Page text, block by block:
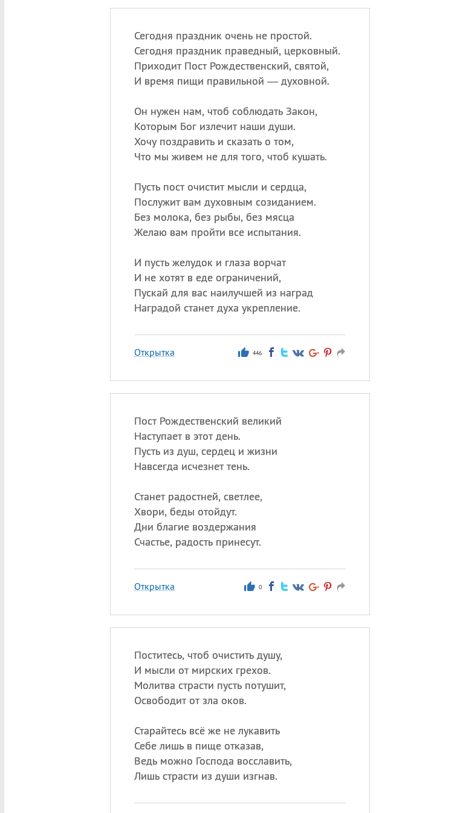
Сегодня праздник очень не простой.
Сегодня праздник праведный, церковный.
Приходит Пост Рождественский, святой,
И время пищи правильной — духовной.
Он нужен нам, чтоб соблюдать Закон,
Которым Бог излечит наши души.
Хочу поздравить и сказать о том,
Что мы живем не для того, чтоб кушать.
Пусть пост очистит мысли и сердца,
Послужит вам духовным созиданием.
Без молока, без рыбы, без мясца
Желаю вам пройти все испытания.
И пусть желудок и глаза ворчат
И не хотят в еде ограничений,
Пускай для вас наилучшей из наград
Наградой станет духа укрепление.
Открытка 446
Пост Рождественский великий
Наступает в этот день.
Пусть из душ, сердец и жизни
Навсегда исчезнет тень.
Станет радостней, светлее,
Хвори, беды отойдут.
Дни благие воздержания
Счастье, радость принесут.
Открытка 0
Поститесь, чтоб очистить душу,
И мысли от мирских грехов.
Молитва страсти пусть потушит,
Освободит от зла оков.
Старайтесь всё же не лукавить
Себе лишь в пище отказав,
Ведь можно Господа восславить,
Лишь страсти из души изгнав.